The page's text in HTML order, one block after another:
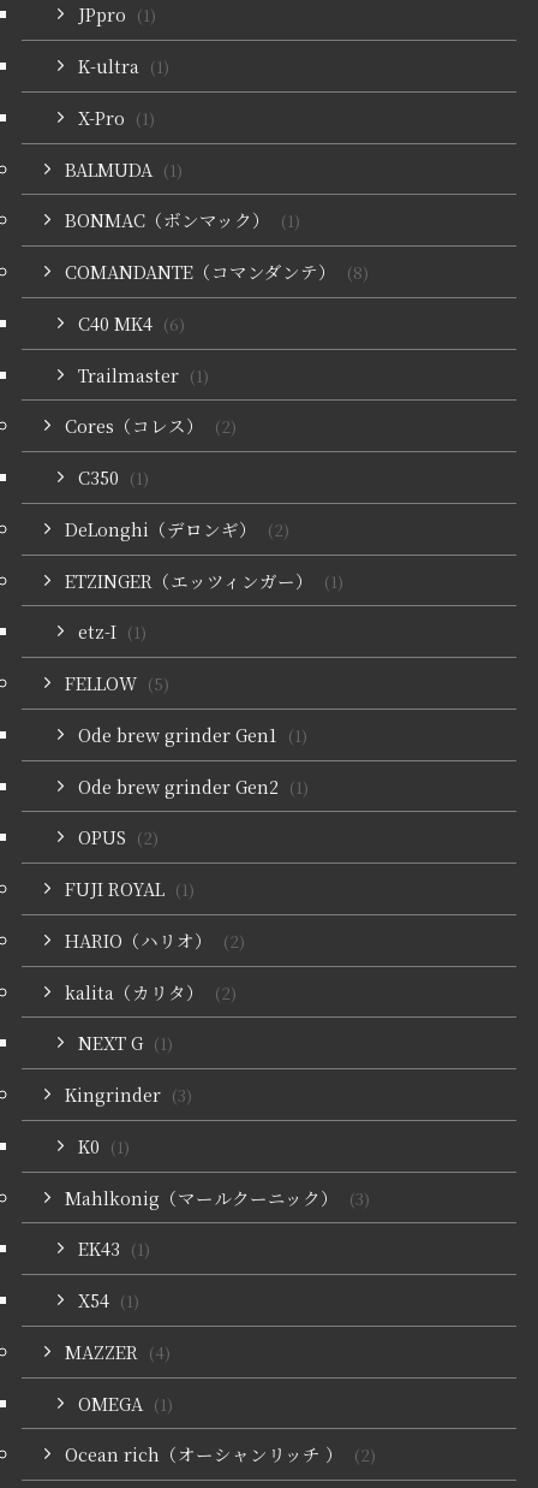
JPpro (1)
K-ultra (1)
X-Pro (1)
BALMUDA (1)
BONMAC（ボンマック） (1)
COMANDANTE（コマンダンテ） (8)
C40 MK4 (6)
Trailmaster (1)
Cores（コレス） (2)
C350 (1)
DeLonghi（デロンギ） (2)
ETZINGER（エッツィンガー） (1)
etz-I (1)
FELLOW (5)
Ode brew grinder Gen1 (1)
Ode brew grinder Gen2 (1)
OPUS (2)
FUJI ROYAL (1)
HARIO（ハリオ） (2)
kalita（カリタ） (2)
NEXT G (1)
Kingrinder (3)
K0 (1)
Mahlkonig（マールクーニック） (3)
EK43 (1)
X54 (1)
MAZZER (4)
OMEGA (1)
Ocean rich（オーシャンリッチ ） (2)